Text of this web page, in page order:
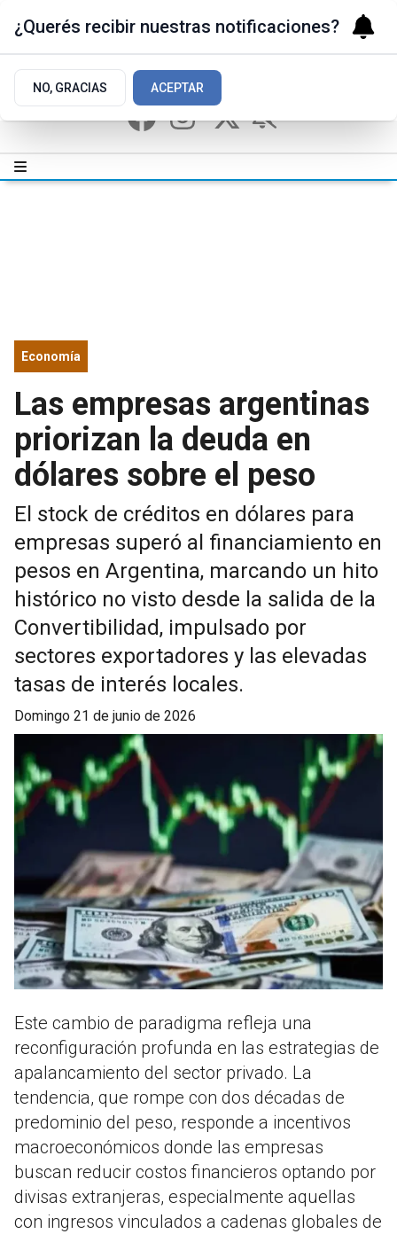
Economía
Las empresas argentinas
priorizan la deuda en
dólares sobre el peso
El stock de créditos en dólares para
empresas superó al financiamiento en
pesos en Argentina, marcando un hito
histórico no visto desde la salida de la
Convertibilidad, impulsado por
sectores exportadores y las elevadas
tasas de interés locales.
domingo 21 de junio de 2026
Este cambio de paradigma refleja una
reconfiguración profunda en las estrategias de
apalancamiento del sector privado. La
tendencia, que rompe con dos décadas de
predominio del peso, responde a incentivos
macroeconómicos donde las empresas
buscan reducir costos financieros optando por
divisas extranjeras, especialmente aquellas
con ingresos vinculados a cadenas globales de
¿Querés recibir nuestras notificaciones?
NO, GRACIAS ACEPTAR